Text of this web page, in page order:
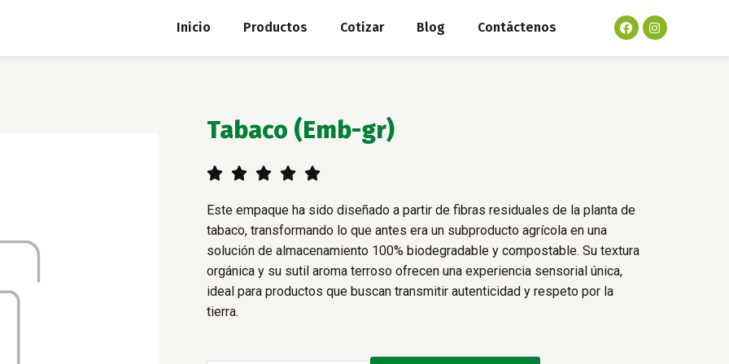
Inicio Productos Cotizar Blog Contáctenos F
a
c
e
I
n
s
t
Tabaco (Emb-gr)
    5/5
Este empaque ha sido diseñado a partir de fibras residuales de la planta de
tabaco, transformando lo que antes era un subproducto agrícola en una
solución de almacenamiento 100% biodegradable y compostable. Su textura
orgánica y su sutil aroma terroso ofrecen una experiencia sensorial única,
ideal para productos que buscan transmitir autenticidad y respeto por la
tierra.